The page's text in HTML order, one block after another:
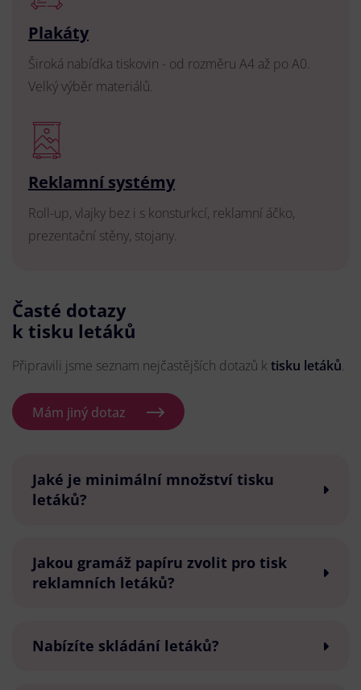
Plakáty
Široká nabídka tiskovin - od rozměru A4 až po A0.
Velký výběr materiálů.
Reklamní systémy
Roll-up, vlajky bez i s konsturkcí, reklamní áčko,
prezentační stěny, stojany.
Časté dotazy
k tisku letáků
Připravili jsme seznam nejčastějších dotazů k tisku letáků.
Mám jiný dotaz
Jaké je minimální množství tisku
letáků?
Jakou gramáž papíru zvolit pro tisk
reklamních letáků?
Nabízíte skládání letáků?